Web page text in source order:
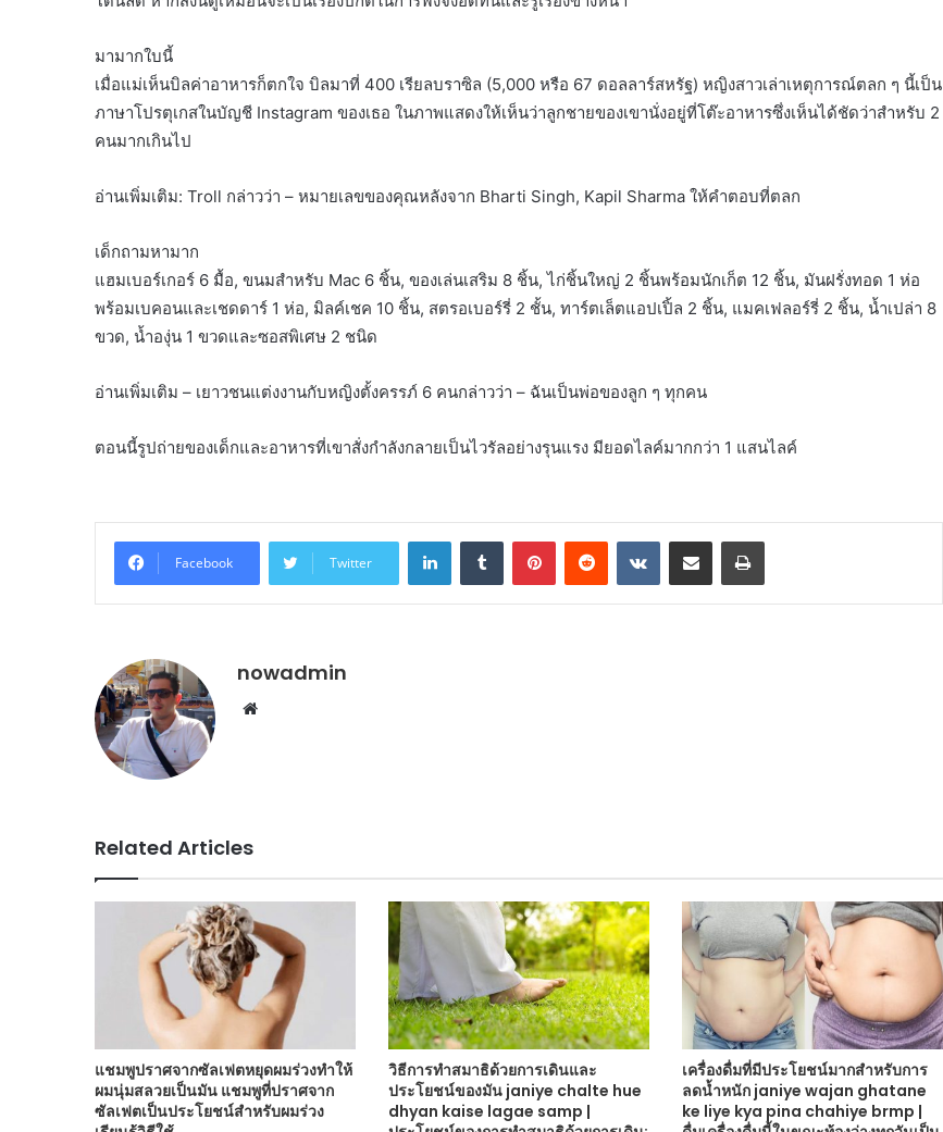
มามากใบนี้
เมื่อแม่เห็นบิลค่าอาหารก็ตกใจ บิลมาที่ 400 เรียลบราซิล (5,000 หรือ 67 ดอลลาร์สหรัฐ) หญิงสาวเล่าเหตุการณ์ตลก ๆ นี้เป็น
ภาษาโปรตุเกสในบัญชี Instagram ของเธอ ในภาพแสดงให้เห็นว่าลูกชายของเขานั่งอยู่ที่โต๊ะอาหารซึ่งเห็นได้ชัดว่าสำหรับ 2
คนมากเกินไป
อ่านเพิ่มเติม: Troll กล่าวว่า – หมายเลขของคุณหลังจาก Bharti Singh, Kapil Sharma ให้คำตอบที่ตลก
เด็กถามหามาก
แฮมเบอร์เกอร์ 6 มื้อ, ขนมสำหรับ Mac 6 ชิ้น, ของเล่นเสริม 8 ชิ้น, ไก่ชิ้นใหญ่ 2 ชิ้นพร้อมนักเก็ต 12 ชิ้น, มันฝรั่งทอด 1 ห่อ
พร้อมเบคอนและเชดดาร์ 1 ห่อ, มิลค์เชค 10 ชิ้น, สตรอเบอร์รี่ 2 ชั้น, ทาร์ตเล็ตแอปเปิ้ล 2 ชิ้น, แมคเฟลอร์รี่ 2 ชิ้น, น้ำเปล่า 8
ขวด, น้ำองุ่น 1 ขวดและซอสพิเศษ 2 ชนิด
อ่านเพิ่มเติม – เยาวชนแต่งงานกับหญิงตั้งครรภ์ 6 คนกล่าวว่า – ฉันเป็นพ่อของลูก ๆ ทุกคน
ตอนนี้รูปถ่ายของเด็กและอาหารที่เขาสั่งกำลังกลายเป็นไวรัลอย่างรุนแรง มียอดไลค์มากกว่า 1 แสนไลค์
Facebook Twitter
LinkedInTumblr PinterestReddit VKontakteShare via Email Print
nowadmin
Website
Related Articles
แชมพูปราศจากซัลเฟตหยุดผมร่วงทำให้
ผมนุ่มสลวยเป็นมัน แชมพูที่ปราศจาก
ซัลเฟตเป็นประโยชน์สำหรับผมร่วง
วิธีการทำสมาธิด้วยการเดินและ
ประโยชน์ของมัน janiye chalte hue
dhyan kaise lagae samp |
เครื่องดื่มที่มีประโยชน์มากสำหรับการ
ลดน้ำหนัก janiye wajan ghatane
ke liye kya pina chahiye brmp |